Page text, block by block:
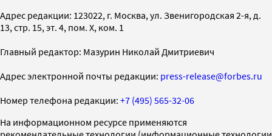
Адрес редакции: 123022, г. Москва, ул. Звенигородская 2-я, д.
13, стр. 15, эт. 4, пом. X, ком. 1
Главный редактор: Мазурин Николай Дмитриевич
Адрес электронной почты редакции: press-release@forbes.ru
Номер телефона редакции: +7 (495) 565-32-06
На информационном ресурсе применяются